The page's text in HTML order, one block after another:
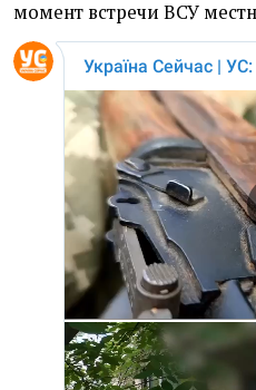
момент встречи ВСУ